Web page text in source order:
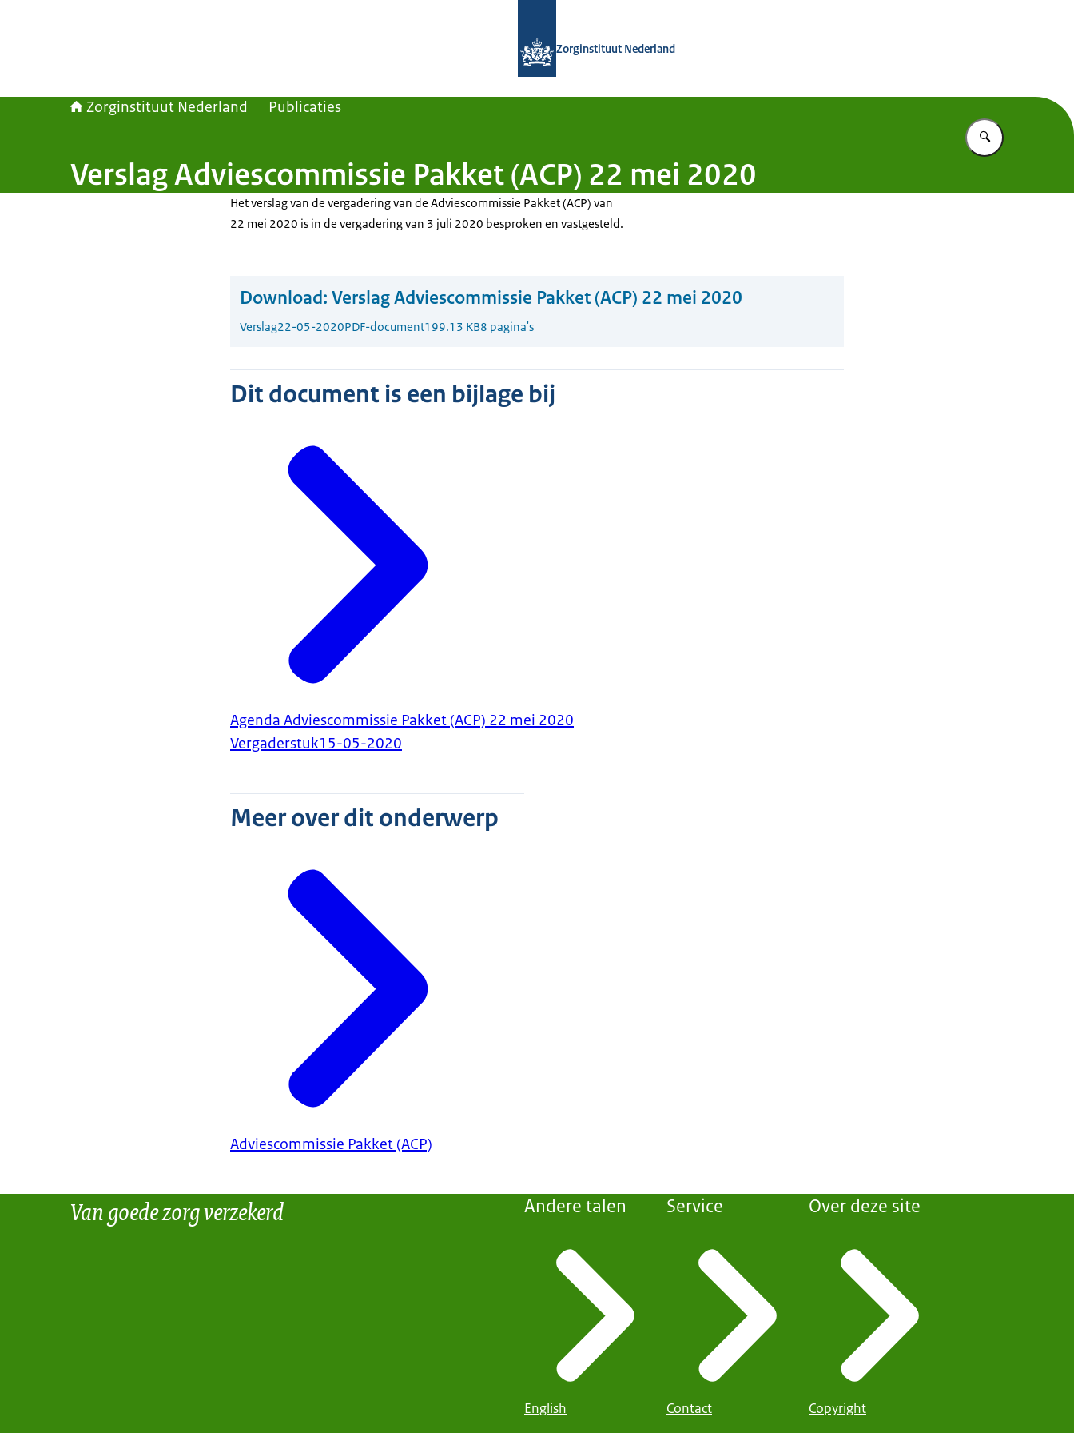
Zorginstituut Nederland
Zorginstituut Nederland Publicaties
Vul in wat u
Verslag Adviescommissie Pakket (ACP) 22 mei 2020
Het verslag van de vergadering van de Adviescommissie Pakket (ACP) van
22 mei 2020 is in de vergadering van 3 juli 2020 besproken en vastgesteld.
Download: Verslag Adviescommissie Pakket (ACP) 22 mei 2020
Verslag22-05-2020PDF-document199.13 KB8 pagina's
Dit document is een bijlage bij
Agenda Adviescommissie Pakket (ACP) 22 mei 2020
Vergaderstuk15-05-2020
Meer over dit onderwerp
Adviescommissie Pakket (ACP)
Van goede zorg verzekerd Andere talen
English
Service
Contact
Over deze site
Copyright